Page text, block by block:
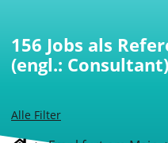
Alle Filter
156 Jobs als
(engl.: Consultant)